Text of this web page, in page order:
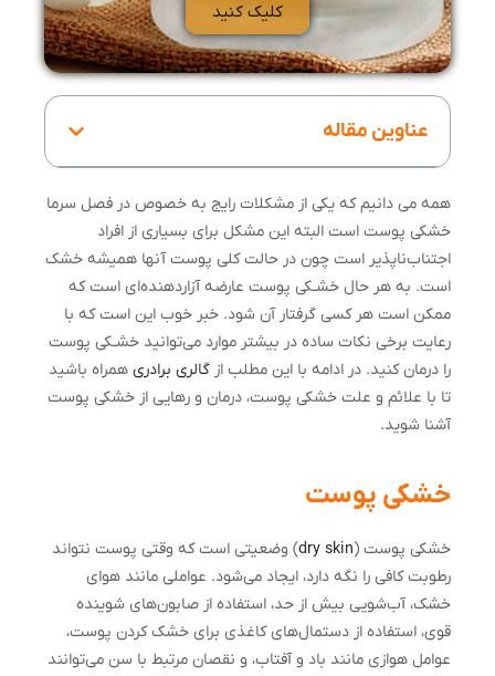
کلیک کنید
عناوین مقاله
همه می دانیم که یکی از مشکلات رایج به خصوص در فصل سرما
خشکی پوست است البته این مشکل برای بسیاری از افراد
اجتناب‌ناپذیر است چون در حالت کلی پوست آنها همیشه خشک
است. به هر حال خشـکی پوست عارضه آزاردهنده‌ای است که
ممکن است هر کسی گرفتار آن شود. خبر خوب این است که با
رعایت برخی نکات ساده در بیشتر موارد می‌توانید خشـکی پوست
را درمان کنید. در ادامه با این مطلب از گالری برادری همراه باشید
تا با علائم و علت خشکی پوست، درمان و رهایی از خشکی پوست
آشنا شوید.
خشکی پوست
خشکی پوست (dry skin) وضعیتی است که وقتی پوست نتواند
رطوبت کافی را نگه دارد، ایجاد می‌شود. عواملی مانند هوای
خشک، آب‌شویی بیش از حد، استفاده از صابون‌های شوینده
قوی، استفاده از دستمال‌های کاغذی برای خشک کردن پوست،
عوامل هوازی مانند باد و آفتاب، و نقصان مرتبط با سن می‌توانند